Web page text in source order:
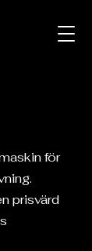
för
prisvärd